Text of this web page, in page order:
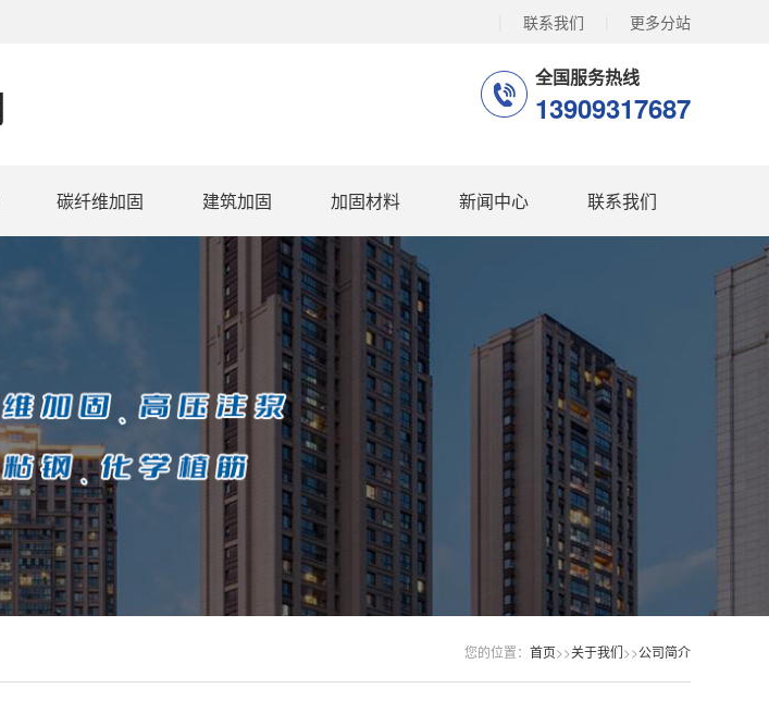
联系我们 更多分站
全国服务热线
13909317687
碳纤维加固 建筑加固 加固材料 新闻中心 联系我们
您的位置： 首页>>关于我们>>公司简介